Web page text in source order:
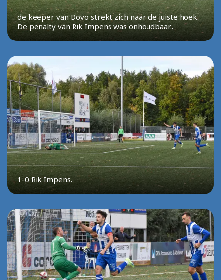
de keeper van Dovo strekt zich naar de juiste hoek.
De penalty van Rik Impens was onhoudbaar..
1-0 Rik Impens.